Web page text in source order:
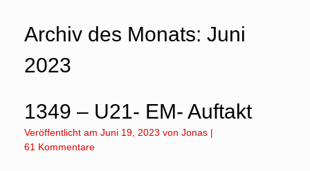
Archiv des Monats: Juni
2023
1349 – U21- EM- Auftakt
Veröffentlicht am Juni 19, 2023 von Jonas |
61 Kommentare